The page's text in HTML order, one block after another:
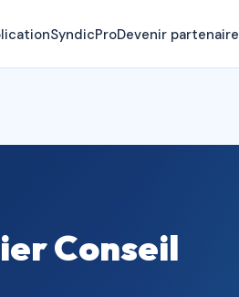
SyndicProDevenir partenaire
Conseil